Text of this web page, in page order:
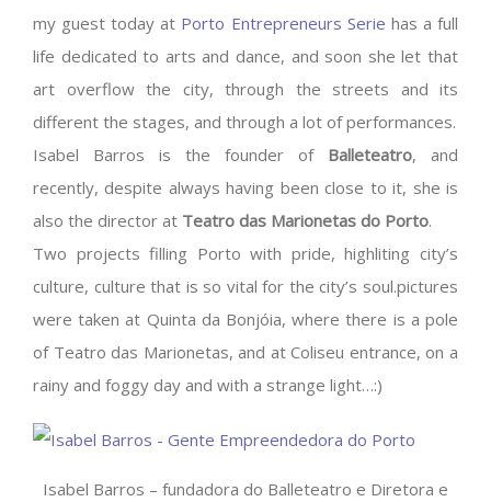
my guest today at Porto Entrepreneurs Serie has a full
life dedicated to arts and dance, and soon she let that
art overflow the city, through the streets and its
different the stages, and through a lot of performances.
Isabel Barros is the founder of Balleteatro, and
recently, despite always having been close to it, she is
also the director at Teatro das Marionetas do Porto.
Two projects filling Porto with pride, highliting city’s
culture, culture that is so vital for the city’s soul.pictures
were taken at Quinta da Bonjóia, where there is a pole
of Teatro das Marionetas, and at Coliseu entrance, on a
rainy and foggy day and with a strange light…:)
Isabel Barros – fundadora do Balleteatro e Diretora e